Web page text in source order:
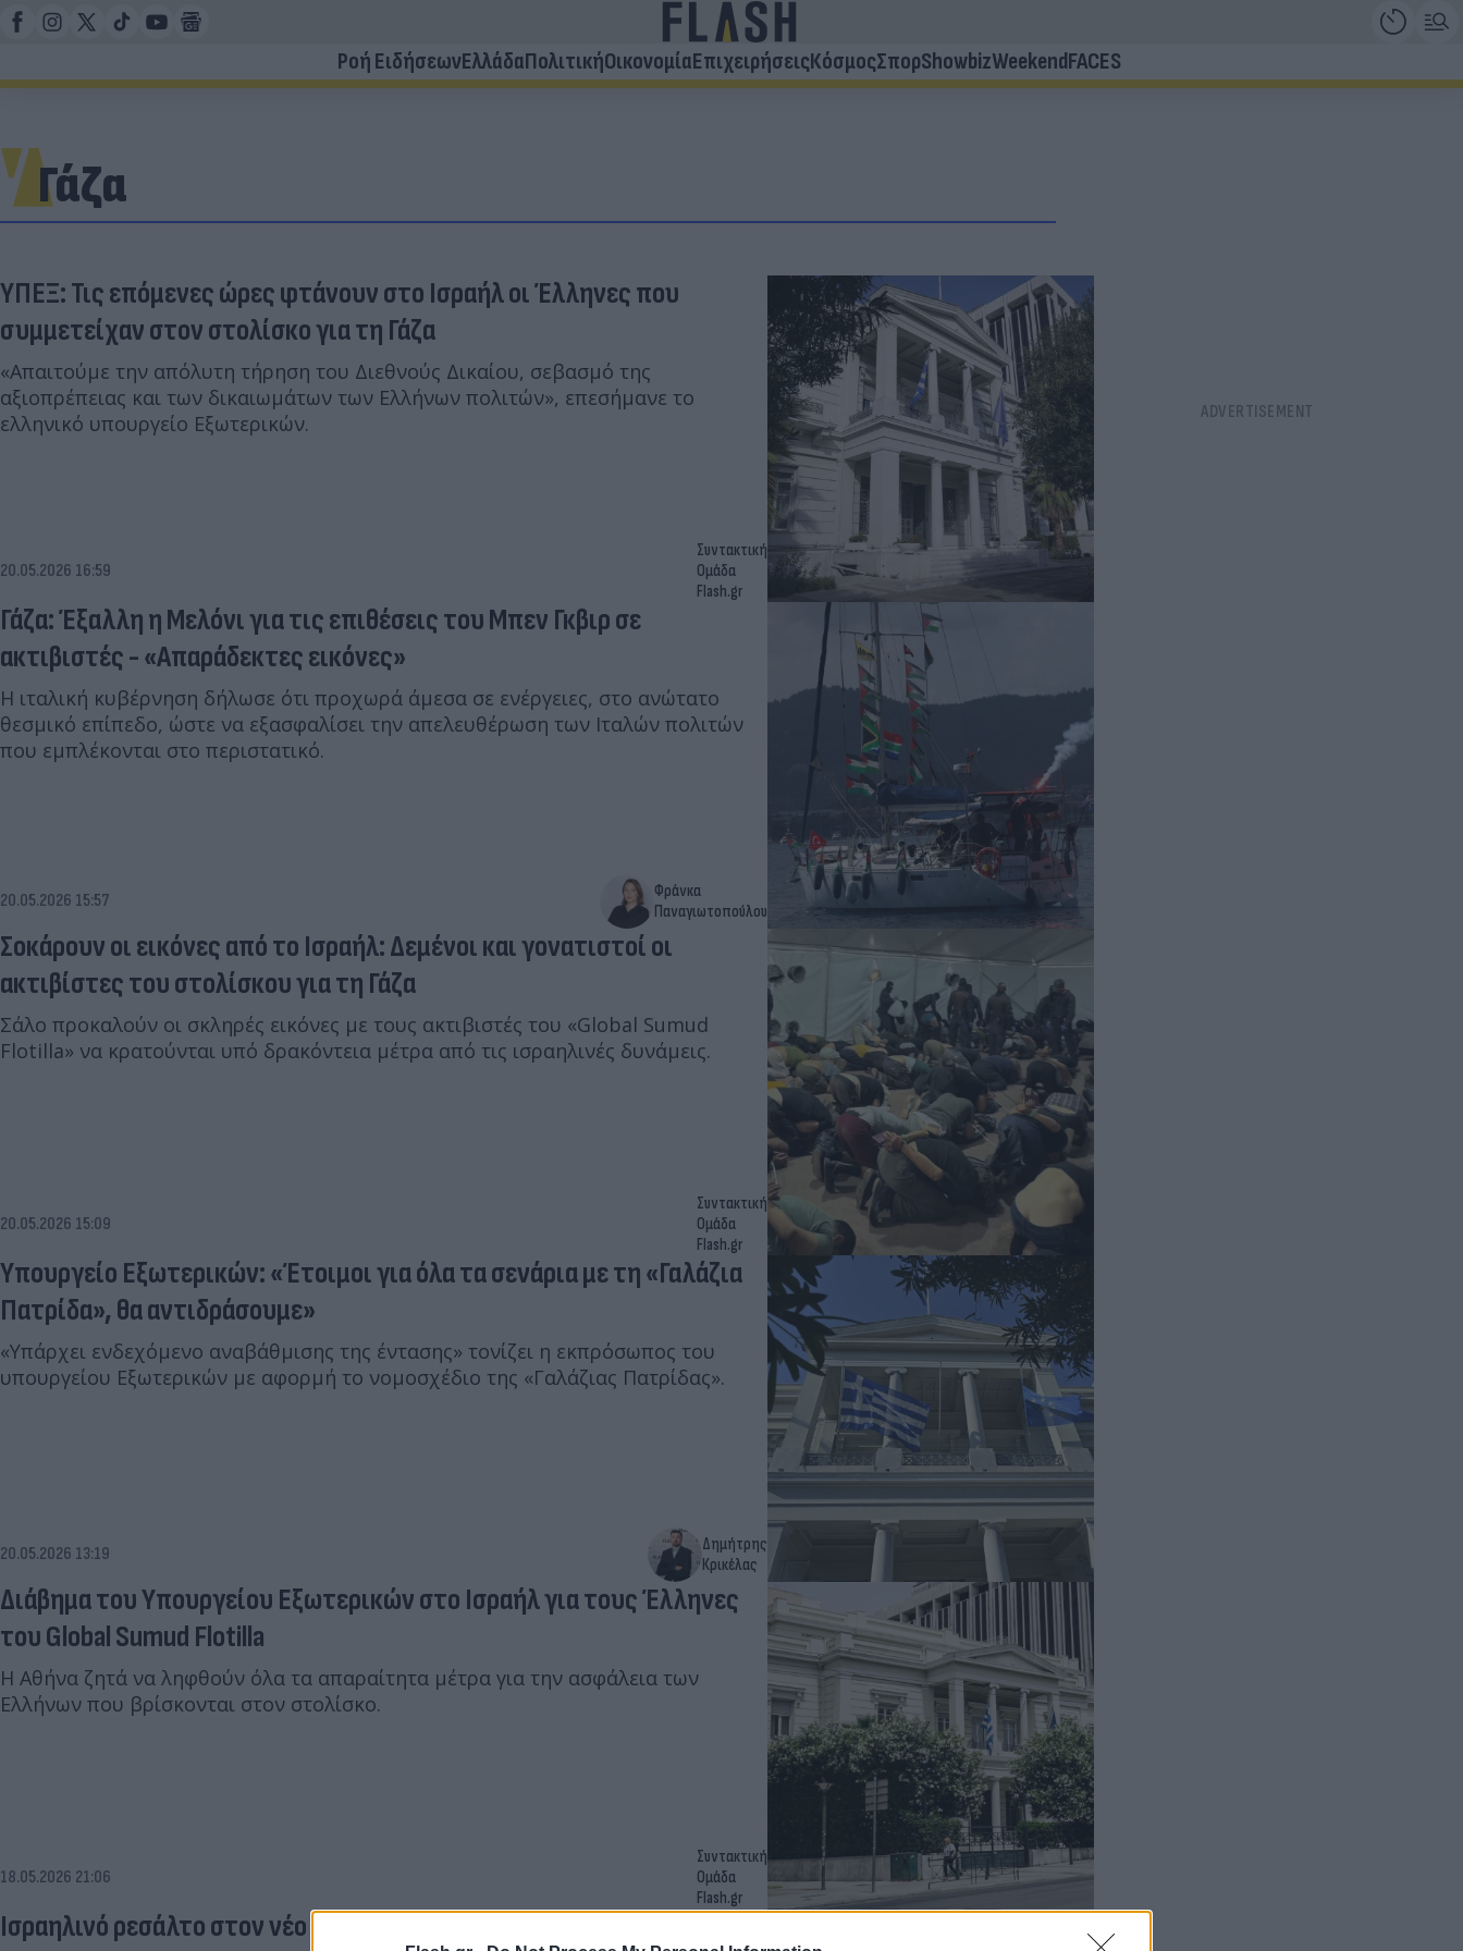
Ροή ΕιδήσεωνΕλλάδαΠολιτικήΟικονομίαΕπιχειρήσειςΚόσμοςΣπορShowbizWeekendFACES
Γάζα
ΥΠΕΞ: Τις επόμενες ώρες φτάνουν στο Ισραήλ οι Έλληνες που
συμμετείχαν στον στολίσκο για τη Γάζα
«Απαιτούμε την απόλυτη τήρηση του Διεθνούς Δικαίου, σεβασμό της
αξιοπρέπειας και των δικαιωμάτων των Ελλήνων πολιτών», επεσήμανε το
ελληνικό υπουργείο Εξωτερικών.
20.05.2026 16:59
Συντακτική
Ομάδα
Flash.gr
Γάζα: Έξαλλη η Μελόνι για τις επιθέσεις του Μπεν Γκβιρ σε
ακτιβιστές - «Απαράδεκτες εικόνες»
Η ιταλική κυβέρνηση δήλωσε ότι προχωρά άμεσα σε ενέργειες, στο ανώτατο
θεσμικό επίπεδο, ώστε να εξασφαλίσει την απελευθέρωση των Ιταλών πολιτών
που εμπλέκονται στο περιστατικό.
20.05.2026 15:57
Φράνκα
Παναγιωτοπούλου
Σοκάρουν οι εικόνες από το Ισραήλ: Δεμένοι και γονατιστοί οι
ακτιβίστες του στολίσκου για τη Γάζα
Σάλο προκαλούν οι σκληρές εικόνες με τους ακτιβιστές του «Global Sumud
Flotilla» να κρατούνται υπό δρακόντεια μέτρα από τις ισραηλινές δυνάμεις.
20.05.2026 15:09
Συντακτική
Ομάδα
Flash.gr
Yπουργείο Εξωτερικών: «Έτοιμοι για όλα τα σενάρια με τη «Γαλάζια
Πατρίδα», θα αντιδράσουμε»
«Υπάρχει ενδεχόμενο αναβάθμισης της έντασης» τονίζει η εκπρόσωπος του
υπουργείου Εξωτερικών με αφορμή το νομοσχέδιο της «Γαλάζιας Πατρίδας».
20.05.2026 13:19
Δημήτρης
Κρικέλας
Διάβημα του Υπουργείου Εξωτερικών στο Ισραήλ για τους Έλληνες
του Global Sumud Flotilla
H Αθήνα ζητά να ληφθούν όλα τα απαραίτητα μέτρα για την ασφάλεια των
Ελλήνων που βρίσκονται στον στολίσκο.
18.05.2026 21:06
Συντακτική
Ομάδα
Flash.gr
Ισραηλινό ρεσάλτο στον νέο στολίσκο για τη Γάζα: Καρέ καρέ η